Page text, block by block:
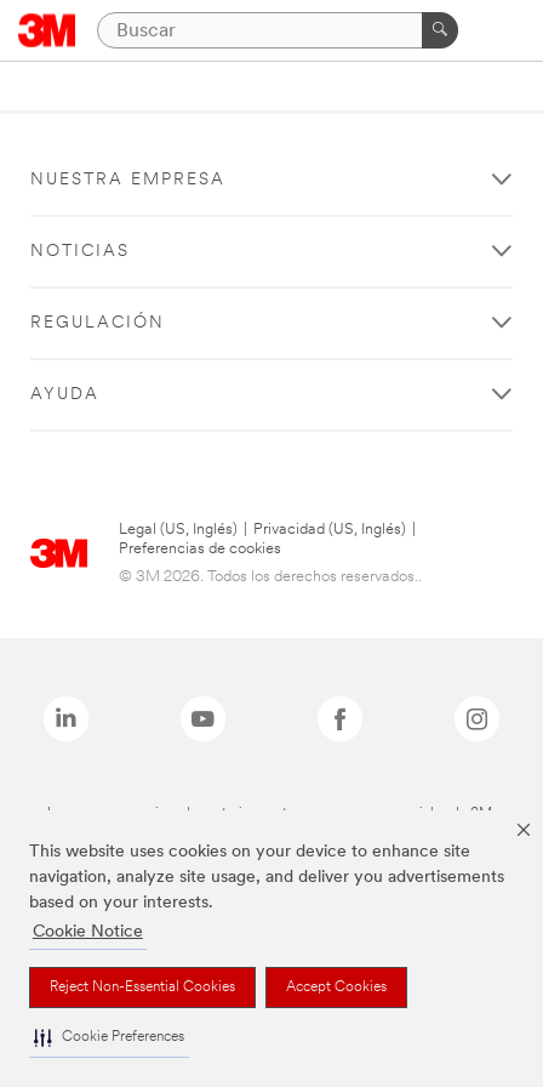
This website uses cookies on your device to enhance site
navigation, analyze site usage, and deliver you advertisements
based on your interests.
Cookie Notice
Reject Non-Essential Cookies Accept Cookies
Cookie Preferences
NUESTRA EMPRESA
NOTICIAS
REGULACIÓN
AYUDA
Legal (US, Inglés) Privacidad (US, Inglés)
Preferencias de cookies
© 3M 2026. Todos los derechos reservados..
Las marcas mencionadas anteriormente son marcas comerciales de 3M.